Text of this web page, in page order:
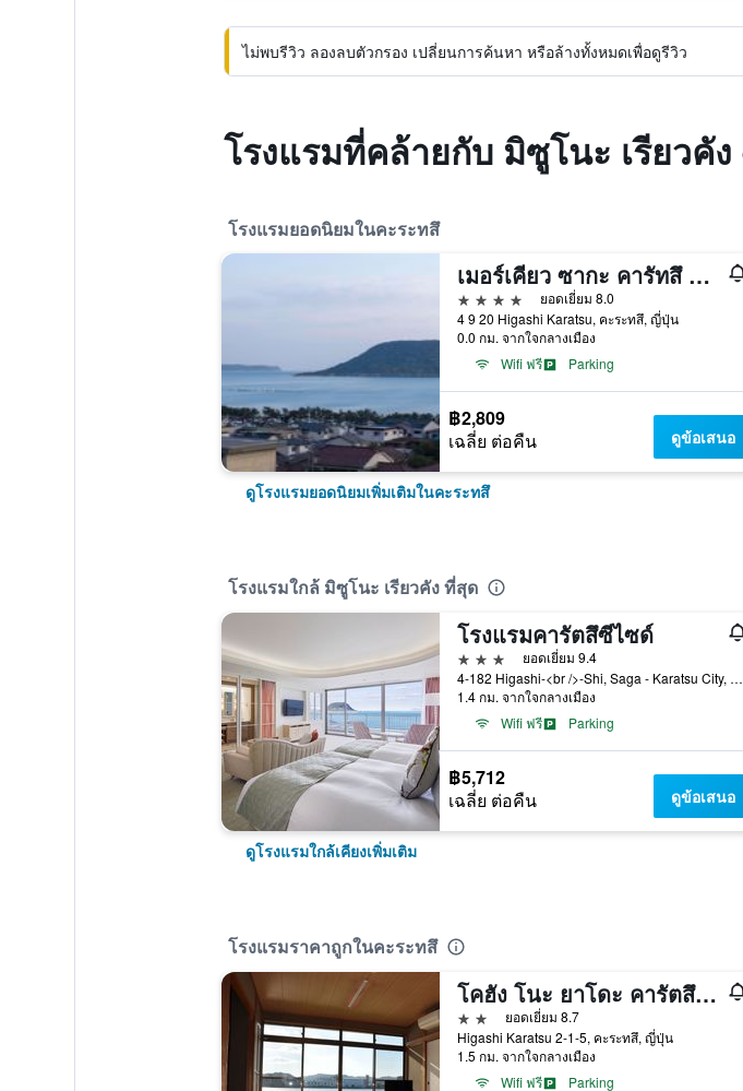
ไม่พบรีวิว ลองลบตัวกรอง เปลี่ยนการค้นหา หรือล้างทั้งหมดเพื่อดูรีวิว
โรงแรมที่คล้ายกับ มิซูโนะ เรียวคัง
โรงแรมยอดนิยมในคะระทสึ
เมอร์เคียว ซากะ คารัทสึ รีสอร์ต
4 ดาว
ยอดเยี่ยม 8.0
4 9 20 Higashi Karatsu, คะระทสึ, ญี่ปุ่น
0.0 กม. จากใจกลางเมือง
Wifi ฟรี
Parking
฿2,809
เฉลี่ย ต่อคืน ดูข้อเสนอ
ดูโรงแรมยอดนิยมเพิ่มเติมในคะระทสึ
โรงแรมใกล้ มิซูโนะ เรียวคัง ที่สุด
โรงแรมคารัตสึซีไซด์
3 ดาว
ยอดเยี่ยม 9.4
4-182 Higashi-<br />-Shi, Saga - Karatsu City, คะระทสึ, ญี่ปุ่น
1.4 กม. จากใจกลางเมือง
Wifi ฟรี
Parking
฿5,712
เฉลี่ย ต่อคืน ดูข้อเสนอ
ดูโรงแรมใกล้เคียงเพิ่มเติม
โรงแรมราคาถูกในคะระทสึ
โคฮัง โนะ ยาโดะ คารัตสึ คาสเซิล
2 ดาว
ยอดเยี่ยม 8.7
Higashi Karatsu 2-1-5, คะระทสึ, ญี่ปุ่น
1.5 กม. จากใจกลางเมือง
Wifi ฟรี
Parking